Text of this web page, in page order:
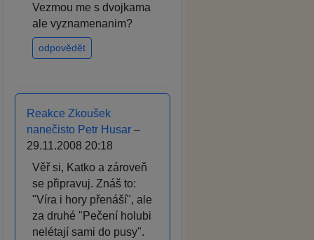
Vezmou me s dvojkama
ale vyznamenanim?
odpovědět
Reakce Zkoušek
nanečisto Petr Husar –
29.11.2008 20:18
Věř si, Katko a zároveň
se připravuj. Znáš to:
"Víra i hory přenáší", ale
za druhé "Pečení holubi
nelétají sami do pusy".